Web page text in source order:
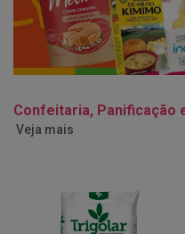
Confeitaria, Panificação
Veja mais